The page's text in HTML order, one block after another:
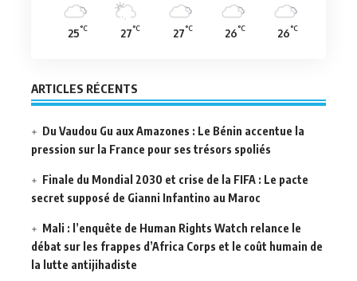
25°C 27°C 27°C 26°C 26°C
ARTICLES RÉCENTS
Du Vaudou Gu aux Amazones : Le Bénin accentue la
pression sur la France pour ses trésors spoliés
Finale du Mondial 2030 et crise de la FIFA : Le pacte
secret supposé de Gianni Infantino au Maroc
Mali : l’enquête de Human Rights Watch relance le
débat sur les frappes d’Africa Corps et le coût humain de
la lutte antijihadiste